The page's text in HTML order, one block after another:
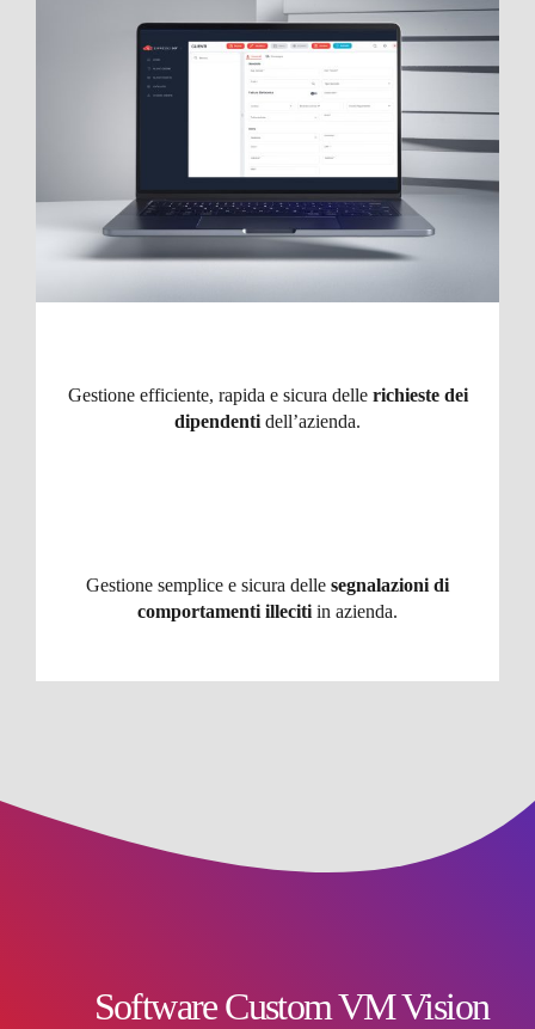
Gestione efficiente, rapida e sicura delle richieste dei
dipendenti dell’azienda.
Gestione semplice e sicura delle segnalazioni di
comportamenti illeciti in azienda.
Software Custom VM Vision